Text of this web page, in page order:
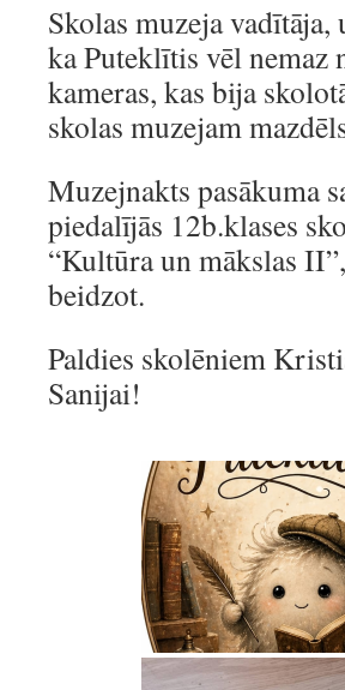
Skolas muzeja
ka Puteklītis vēl nemaz
kameras, kas bija
skolas muzejam
Muzejnakts pasākuma
piedalījās 12b.klases
“Kultūra un mākslas
beidzot.
Paldies skolēniem
Sanijai!